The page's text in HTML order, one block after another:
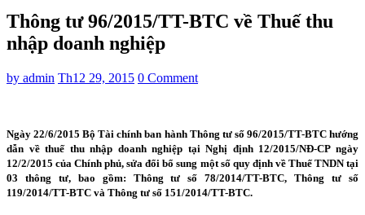
Thông tư 96/2015/TT-BTC về Thuế thu
nhập doanh nghiệp
by admin Th12 29, 2015 0 Comment
Ngày 22/6/2015 Bộ Tài chính ban hành Thông tư số 96/2015/TT-BTC hướng
dẫn về thuế thu nhập doanh nghiệp tại Nghị định 12/2015/NĐ-CP ngày
12/2/2015 của Chính phủ, sửa đổi bổ sung một số quy định về Thuế TNDN tại
03 thông tư, bao gồm: Thông tư số 78/2014/TT-BTC, Thông tư số
119/2014/TT-BTC và Thông tư số 151/2014/TT-BTC.